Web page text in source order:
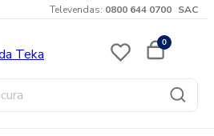
Televendas: 0800 644 0700 SAC
0